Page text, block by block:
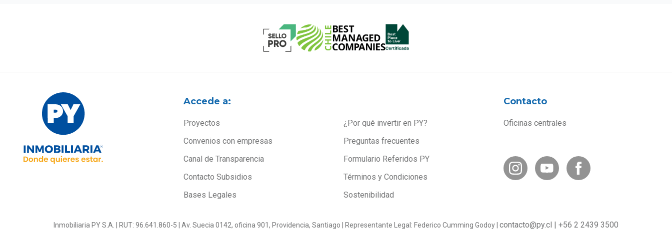
Accede a:
Proyectos
Convenios con empresas
Canal de Transparencia
Contacto Subsidios
Bases Legales
¿Por qué invertir en PY?
Preguntas frecuentes
Formulario Referidos PY
Términos y Condiciones
Sostenibilidad
Contacto
Oficinas centrales
Inmobiliaria PY S.A. | RUT: 96.641.860-5 | Av. Suecia 0142, oficina 901, Providencia, Santiago | Representante Legal: Federico Cumming Godoy | contacto@py.cl | +56 2 2439 3500